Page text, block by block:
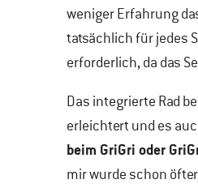
weniger Erfahrung
tatsächlich für jedes
erforderlich, da das
Das integrierte Rad
erleichtert und es
beim GriGri oder
mir wurde schon